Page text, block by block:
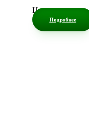
Цена по запросу
Подробнее